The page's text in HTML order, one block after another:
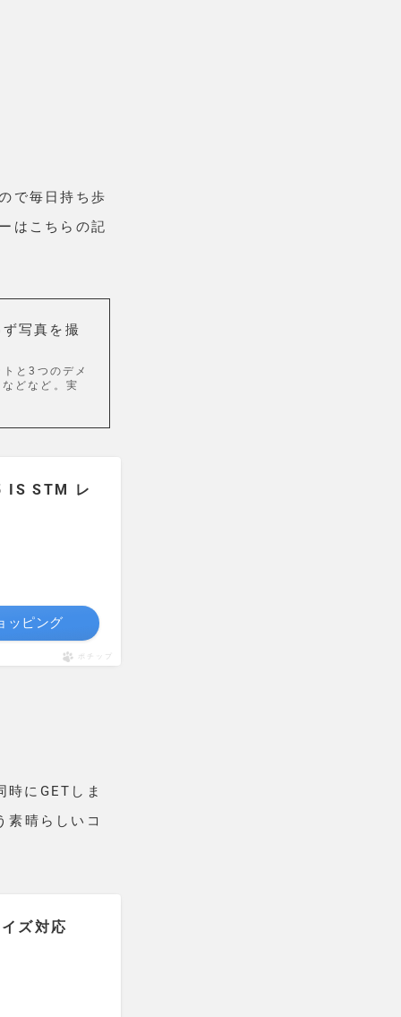
で毎日持ち歩
はこちらの記
写真を撮
と3つのデメ
どなど。実
IS STM レ
ッピング
ポチップ
時にGETしま
素晴らしいコ
ズ対応